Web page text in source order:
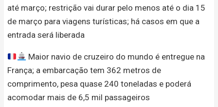
até março; restrição vai durar pelo menos até o dia 15
de março para viagens turísticas; há casos em que a
entrada será liberada
Maior navio de cruzeiro do mundo é entregue na
França; a embarcação tem 362 metros de
comprimento, pesa quase 240 toneladas e poderá
acomodar mais de 6,5 mil passageiros